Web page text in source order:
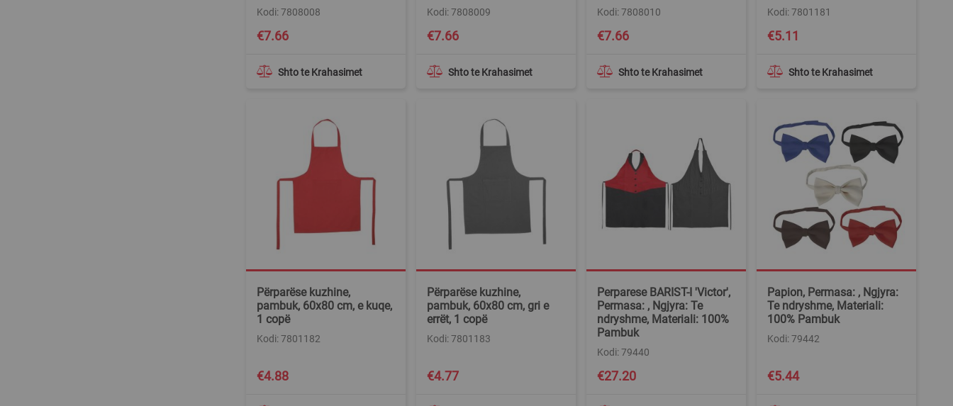
Kodi: 7808008
Shto te Krahasimet
€7.66
Kodi: 7808009
Shto te Krahasimet
€7.66
Kodi: 7808010
Shto te Krahasimet
€7.66
Kodi: 7801181
Shto te Krahasimet
€5.11
Përparëse kuzhine,
pambuk, 60x80 cm, e kuqe,
1 copë
Kodi: 7801182
€4.88
Përparëse kuzhine,
pambuk, 60x80 cm, gri e
errët, 1 copë
Kodi: 7801183
€4.77
Perparese BARIST-I 'Victor',
Permasa: , Ngjyra: Te
ndryshme, Materiali: 100%
Pambuk
Kodi: 79440
€27.20
Papion, Permasa: , Ngjyra:
Te ndryshme, Materiali:
100% Pambuk
Kodi: 79442
€5.44